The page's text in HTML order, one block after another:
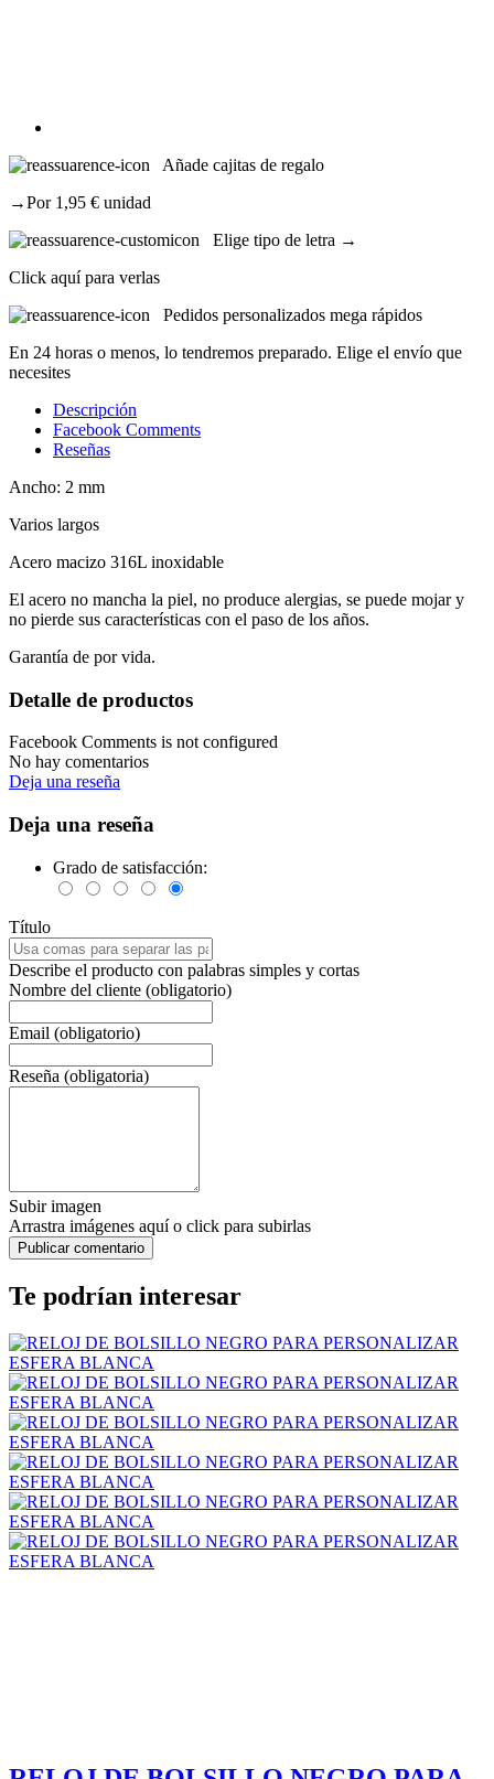
Añade cajitas de regalo
→Por 1,95 € unidad
Elige tipo de letra →
Click aquí para verlas
Pedidos personalizados mega rápidos
En 24 horas o menos, lo tendremos preparado. Elige el envío que
necesites
Descripción
Facebook Comments
Reseñas
Ancho: 2 mm
Varios largos
Acero macizo 316L inoxidable
El acero no mancha la piel, no produce alergias, se puede mojar y
no pierde sus características con el paso de los años.
Garantía de por vida.
Detalle de productos
Facebook Comments is not configured
No hay comentarios
Deja una reseña
Deja una reseña
Grado de satisfacción:
Título
Describe el producto con palabras simples y cortas
Nombre del cliente (obligatorio)
Email (obligatorio)
Reseña (obligatoria)
Subir imagen
Arrastra imágenes aquí o click para subirlas
Te podrían interesar